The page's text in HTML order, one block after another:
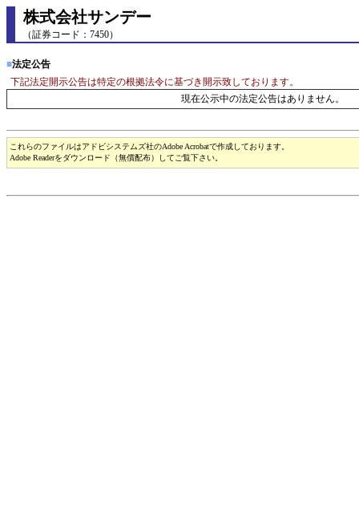
株式会社サンデー
（証券コード：7450）
■法定公告
下記法定開示公告は特定の根拠法令に基づき開示致しております。
現在公示中の法定公告はありません。
これらのファイルはアドビシステムズ社のAdobe Acrobatで作成しております。
Adobe Readerをダウンロード（無償配布）してご覧下さい。